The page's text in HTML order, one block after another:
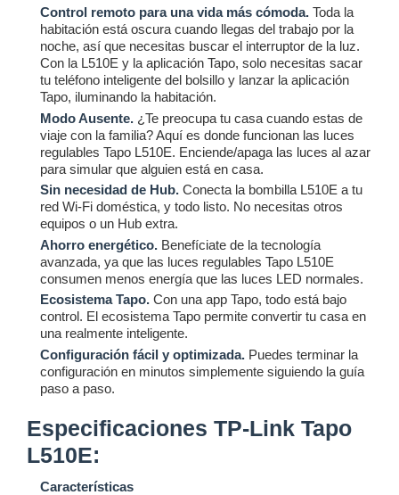
Control remoto para una vida más cómoda. Toda la
habitación está oscura cuando llegas del trabajo por la
noche, así que necesitas buscar el interruptor de la luz.
Con la L510E y la aplicación Tapo, solo necesitas sacar
tu teléfono inteligente del bolsillo y lanzar la aplicación
Tapo, iluminando la habitación.
Modo Ausente. ¿Te preocupa tu casa cuando estas de
viaje con la familia? Aquí es donde funcionan las luces
regulables Tapo L510E. Enciende/apaga las luces al azar
para simular que alguien está en casa.
Sin necesidad de Hub. Conecta la bombilla L510E a tu
red Wi-Fi doméstica, y todo listo. No necesitas otros
equipos o un Hub extra.
Ahorro energético. Benefíciate de la tecnología
avanzada, ya que las luces regulables Tapo L510E
consumen menos energía que las luces LED normales.
Ecosistema Tapo. Con una app Tapo, todo está bajo
control. El ecosistema Tapo permite convertir tu casa en
una realmente inteligente.
Configuración fácil y optimizada. Puedes terminar la
configuración en minutos simplemente siguiendo la guía
paso a paso.
Especificaciones TP-Link Tapo
L510E:
Características